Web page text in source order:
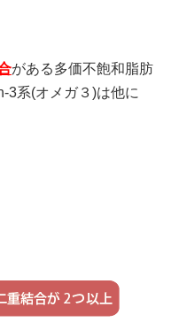
がある多価不飽和脂肪
3系(オメガ３)は他に